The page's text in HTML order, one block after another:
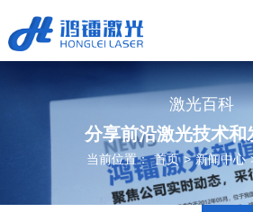
激光百科
分享前沿激光技术和
当前位置： 首页 > 新闻中心